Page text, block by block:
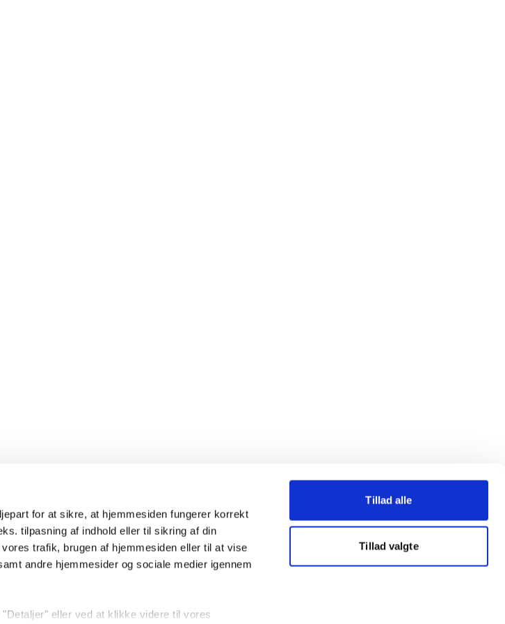
for at sikre, at hjemmesiden fungerer korrekt
tilpasning af indhold eller til sikring af din
trafik, brugen af hjemmesiden eller til at vise
andre hjemmesider og sociale medier igennem
eller ved at klikke videre til vores
Tillad alle
Tillad valgte